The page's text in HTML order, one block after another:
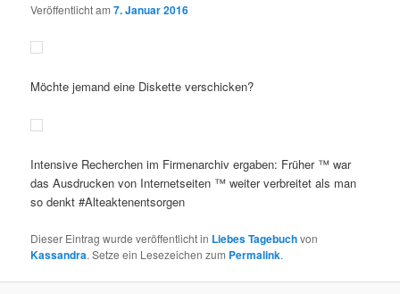
Veröffentlicht am7. Januar 2016
Möchte jemand eine Diskette verschicken?
Intensive Recherchen im Firmenarchiv ergaben: Früher ™ war
das Ausdrucken von Internetseiten ™ weiter verbreitet als man
so denkt #Alteaktenentsorgen
Dieser Eintrag wurde veröffentlicht in Liebes Tagebuchvon
Kassandra. Setze ein Lesezeichen zum Permalink.